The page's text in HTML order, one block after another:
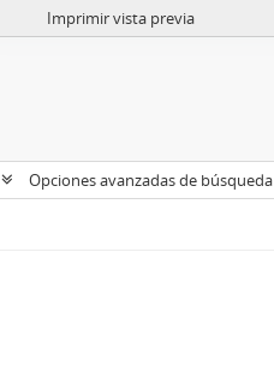
Imprimir vista previa
Opciones avanzadas de búsqueda